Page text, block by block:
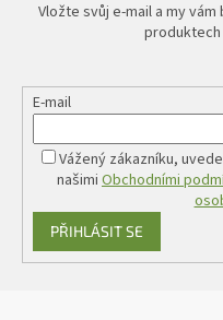
Vložte svůj e-mail a my
produktech
E-mail
Vážený zákazníku,
našimi Obchodními
PŘIHLÁSIT SE